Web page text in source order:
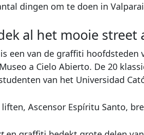
dingen om te doen in
al het mooie street
een van de graffiti hoofdsteden
a Cielo Abierto. De 20
van het Universidad
liften, Ascensor Espíritu Santo,